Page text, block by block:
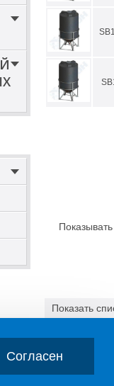
Показать
3.36 МБ
Согласен